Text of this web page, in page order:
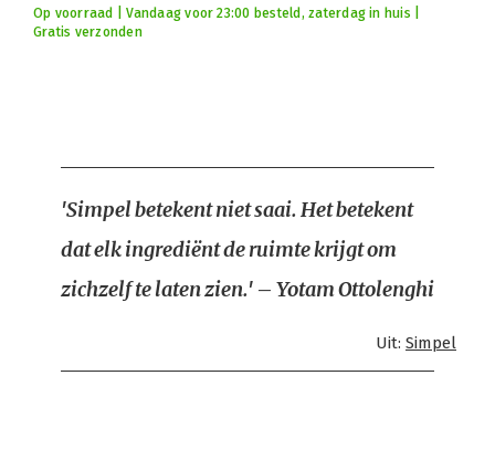
Op voorraad | Vandaag voor 23:00 besteld, zaterdag in huis |
Gratis verzonden
'Simpel betekent niet saai. Het betekent
dat elk ingrediënt de ruimte krijgt om
zichzelf te laten zien.' – Yotam Ottolenghi
Uit: Simpel